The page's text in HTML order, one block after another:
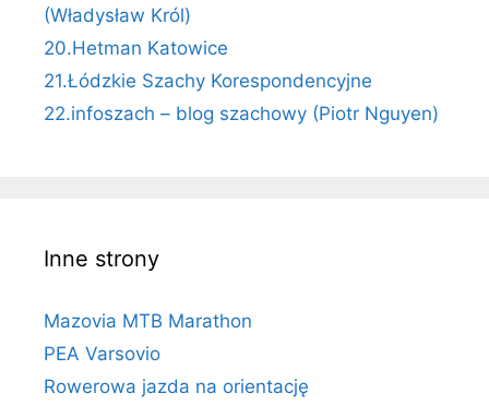
(Władysław Król)
20.Hetman Katowice
21.Łódzkie Szachy Korespondencyjne
22.infoszach – blog szachowy (Piotr Nguyen)
Inne strony
Mazovia MTB Marathon
PEA Varsovio
Rowerowa jazda na orientację